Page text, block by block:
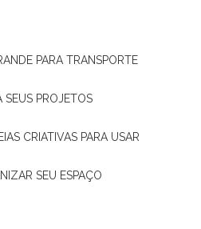
PARA TRANSPORTE
SEUS PROJETOS
CRIATIVAS PARA USAR
SEU ESPAÇO